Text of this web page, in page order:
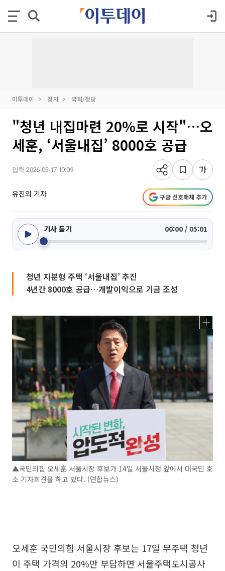
이투데이 정치 국회/정당
"청년 내집마련 20%로 시작"…오
세훈, ‘서울내집’ 8000호 공급
입력 2026-05-17 10:09
유진의 기자 구글 선호매체 추가
기사 듣기 00:00 / 05:01
청년 지분형 주택 ‘서울내집’ 추진
4년간 8000호 공급…개발이익으로 기금 조성
▲국민의힘 오세훈 서울시장 후보가 14일 서울시청 앞에서 대국민 호
소 기자회견을 하고 있다. (연합뉴스)
오세훈 국민의힘 서울시장 후보는 17일 무주택 청년
이 주택 가격의 20%만 부담하면 서울주택도시공사